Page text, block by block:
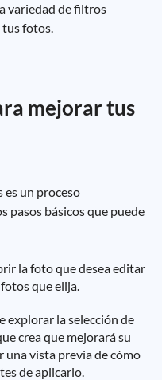
variedad de filtros
tus fotos.
mejorar tus
un proceso
pasos básicos que puede
la foto que desea editar
que elija.
explorar la selección de
crea que mejorará su
una vista previa de cómo
de aplicarlo.